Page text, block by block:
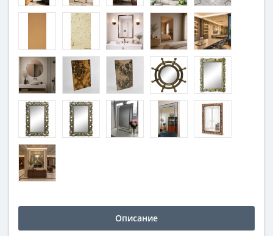
Описание